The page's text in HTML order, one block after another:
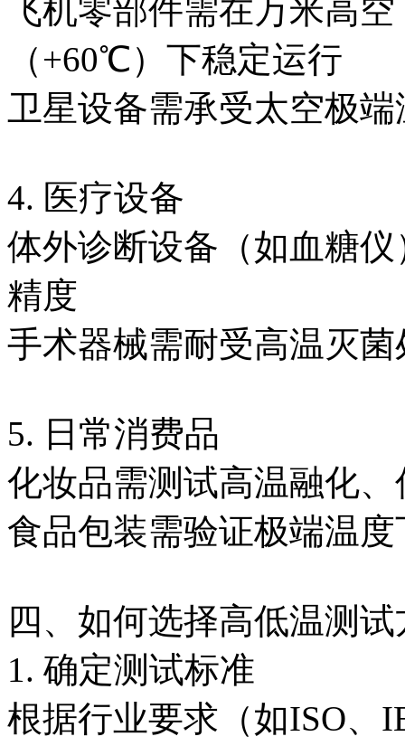
飞机零部件需在万米高
（+60℃）下稳定运行
卫星设备需承受太空极
4. 医疗设备
体外诊断设备（如血糖
精度
手术器械需耐受高温灭菌
5. 日常消费品
化妆品需测试高温融化
食品包装需验证极端温
四、如何选择高低温测
1. 确定测试标准
根据行业要求（如ISO、